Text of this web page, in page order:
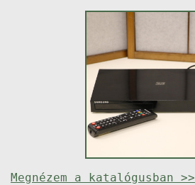
Megnézem a katalógusban >>